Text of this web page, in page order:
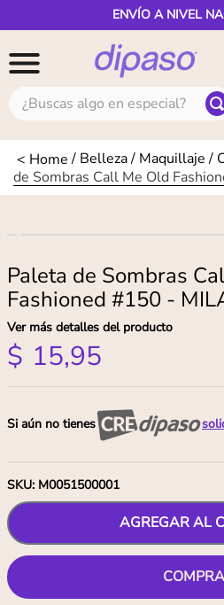
ENVÍO A NIVEL
¿Buscas algo en especial?
Belleza Maquillaje
de Sombras Call Me Old
Paleta de Sombras
Fashioned #150 -
Ver más detalles del producto
$ 15,95
Si aún no tienes
SKU: M0051500001
AGREGAR AL